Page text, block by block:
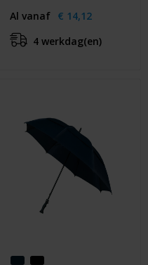
Al vanaf € 14,12
4 werkdag(en)